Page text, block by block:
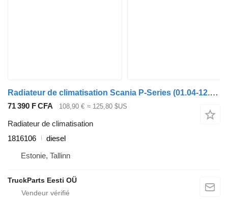
Radiateur de climatisation Scania P-Series (01.04-12.17) 1816106 pour tracteur routier Scania P,G,R,T-series (2004-2017)
71 390 F CFA 108,90 € ≈ 125,80 $US
Radiateur de climatisation
1816106
diesel
Estonie, Tallinn
TruckParts Eesti OÜ